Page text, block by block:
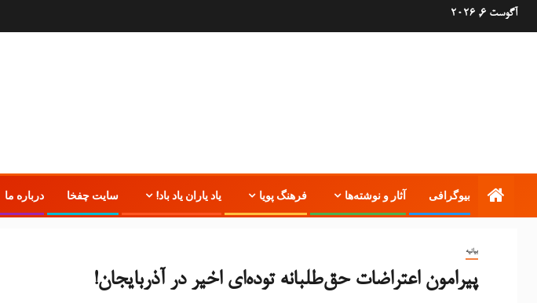
آگوست 6, 2026
بیوگرافی آثار و نوشته‌ها فرهنگ پویا یاد یاران یاد باد! سایت چفخا درباره ما
بیانیه
پیرامون اعتراضات حق‌طلبانه توده‌ای اخیر در آذربایجان!